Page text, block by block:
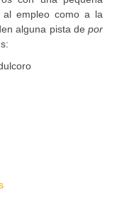
al empleo como a la
alguna pista de por